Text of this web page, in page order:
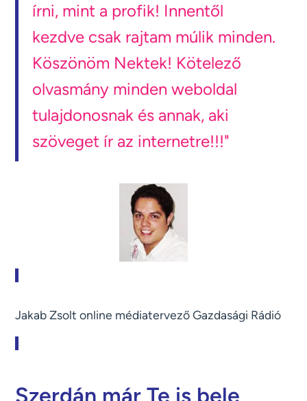
írni, mint a profik! Innentől
kezdve csak rajtam múlik minden.
Köszönöm Nektek! Kötelező
olvasmány minden weboldal
tulajdonosnak és annak, aki
szöveget ír az internetre!!!"
Jakab Zsolt online médiatervező Gazdasági Rádió
Szerdán már Te is bele